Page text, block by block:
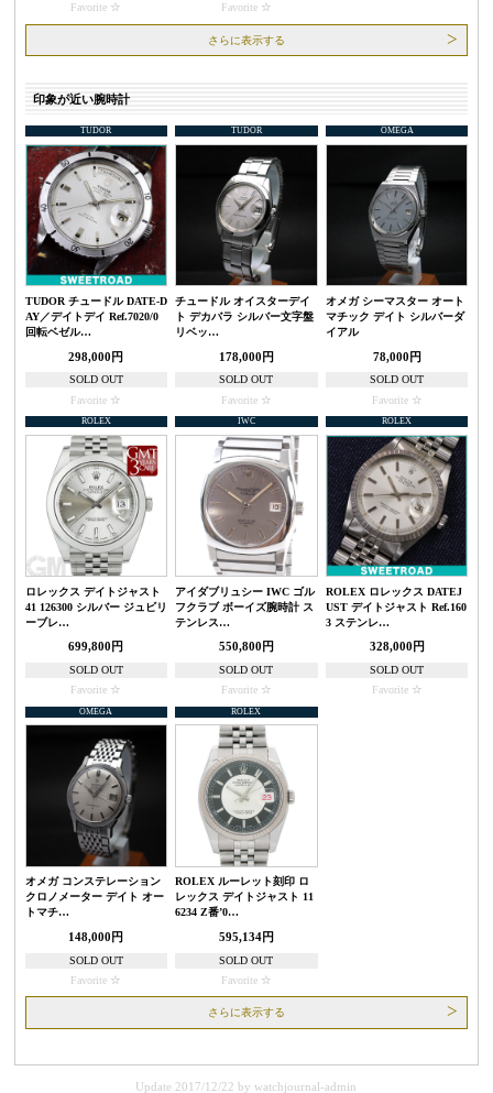
Favorite
Favorite
さらに表示する
印象が近い腕時計
TUDOR
TUDOR チュードル DATE-D
AY／デイトデイ Ref.7020/0
回転ベゼル…
298,000円
SOLD OUT
Favorite
TUDOR
チュードル オイスターデイ
ト デカバラ シルバー文字盤
リベッ…
178,000円
SOLD OUT
Favorite
OMEGA
オメガ シーマスター オート
マチック デイト シルバーダ
イアル
78,000円
SOLD OUT
Favorite
ROLEX
ロレックス デイトジャスト
41 126300 シルバー ジュビリ
ーブレ…
699,800円
SOLD OUT
Favorite
IWC
アイダブリュシー IWC ゴル
フクラブ ボーイズ腕時計 ス
テンレス…
550,800円
SOLD OUT
Favorite
ROLEX
ROLEX ロレックス DATEJ
UST デイトジャスト Ref.160
3 ステンレ…
328,000円
SOLD OUT
Favorite
OMEGA
オメガ コンステレーション
クロノメーター デイト オー
トマチ…
148,000円
SOLD OUT
Favorite
ROLEX
ROLEX ルーレット刻印 ロ
レックス デイトジャスト 11
6234 Z番’0…
595,134円
SOLD OUT
Favorite
さらに表示する
Update 2017/12/22 bywatchjournal-admin